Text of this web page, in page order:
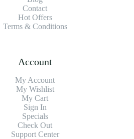
Contact
Hot Offers
Terms & Conditions
Account
My Account
My Wishlist
My Cart
Sign In
Specials
Check Out
Support Center